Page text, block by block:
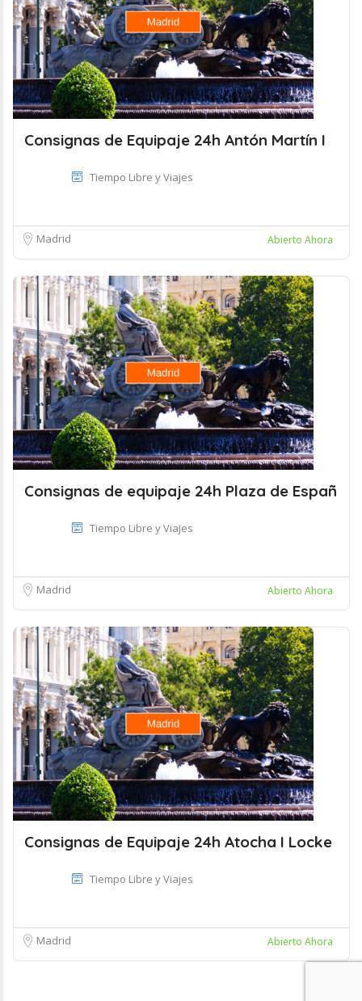
Consignas de Equipaje 24h Antón Martín I
Tiempo Libre y Viajes
Madrid Abierto Ahora
Consignas de equipaje 24h Plaza de Españ
Tiempo Libre y Viajes
Madrid Abierto Ahora
Consignas de Equipaje 24h Atocha I Locke
Tiempo Libre y Viajes
Madrid Abierto Ahora